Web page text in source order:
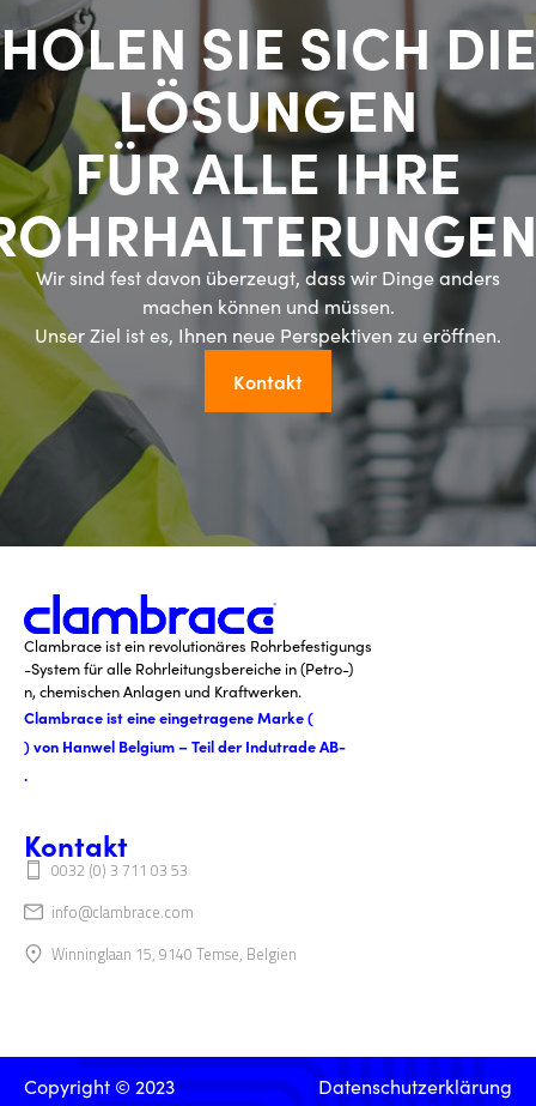
HOLEN SIE SICH DIE
LÖSUNGEN
FÜR ALLE IHRE
Wir sind fest davon überzeugt, dass wir Dinge anders
machen können und müssen.
Unser Ziel ist es, Ihnen neue Perspektiven zu eröffnen.
Kontakt
Clambrace ist ein revolutionäres Rohrbefestigungs
-System für alle Rohrleitungsbereiche in (Petro-)
n, chemischen Anlagen und Kraftwerken.
Clambrace ist eine eingetragene Marke (
) von Hanwel Belgium – Teil der Indutrade AB-
.
Kontakt
0032 (0) 3 711 03 53
info@clambrace.com
Winninglaan 15, 9140 Temse, Belgien
Copyright © 2023 Datenschutzerklärung